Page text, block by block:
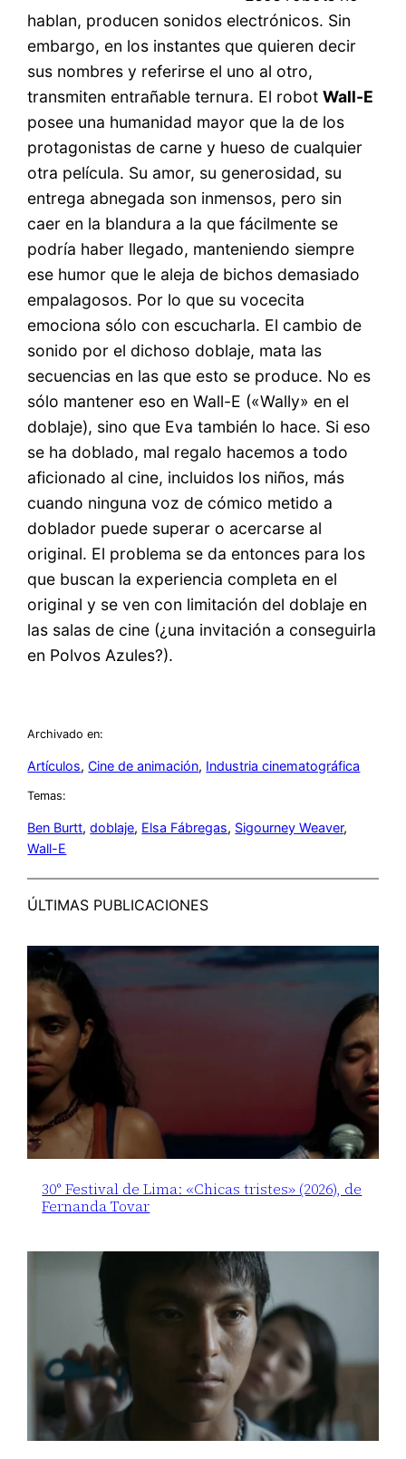
hablan, producen sonidos electrónicos. Sin
embargo, en los instantes que quieren decir
sus nombres y referirse el uno al otro,
transmiten entrañable ternura. El robotWall-E
posee una humanidad mayor que la de los
protagonistas de carne y hueso de cualquier
otra película. Su amor, su generosidad, su
entrega abnegada son inmensos, pero sin
caer en la blandura a la que fácilmente se
podría haber llegado, manteniendo siempre
ese humor que le aleja de bichos demasiado
empalagosos. Por lo que su vocecita
emociona sólo con escucharla. El cambio de
sonido por el dichoso doblaje, mata las
secuencias en las que esto se produce. No es
sólo mantener eso en Wall-E («Wally» en el
doblaje), sino que Eva también lo hace. Si eso
se ha doblado, mal regalo hacemos a todo
aficionado al cine, incluidos los niños, más
cuando ninguna voz de cómico metido a
doblador puede superar o acercarse al
original. El problema se da entonces para los
que buscan la experiencia completa en el
original y se ven con limitación del doblaje en
las salas de cine (¿una invitación a conseguirla
en Polvos Azules?).
Archivado en:
Artículos, Cine de animación, Industria cinematográfica
Temas:
Ben Burtt, doblaje, Elsa Fábregas, Sigourney Weaver
Wall-E
ÚLTIMAS PUBLICACIONES
30° Festival de Lima: «Chicas tristes» (2026), de
Fernanda Tovar